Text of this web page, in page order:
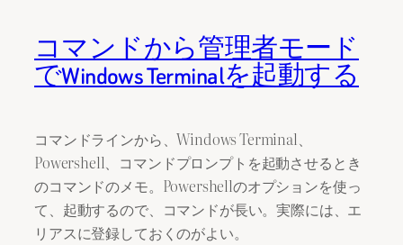
コマンドから管理者モード
でWindows Terminalを起動する
コマンドラインから、Windows Terminal、
Powershell、コマンドプロンプトを起動させるとき
のコマンドのメモ。Powershellのオプションを使っ
て、起動するので、コマンドが長い。実際には、エ
リアスに登録しておくのがよい。